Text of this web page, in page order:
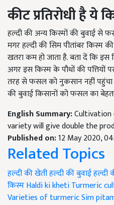
कीट प्रतिरोधी है ये
हल्दी की अन्य किस्मों की बुवाई से
मगर हल्दी की सिम पीतांबर
खतरा कम हो जाता है. बता दें कि इस
अगर इस किस्म के पौधों की पत्तियों
तरह से फसल को नुकसान नहीं
की बुवाई किसानों को फसल का
English Summary:
variety will give double the
Published on:12 May 2020,
Related Topics
हल्दी की खेतीहल्दी की बुवाईहल्दी
किस्मHaldi ki khetiTurmeric
Varieties of turmericSim